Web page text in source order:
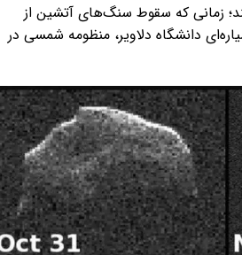
زمانی که سقوط سنگ‌های آتشین از
دانشگاه دلاویر، منظومه شمسی در